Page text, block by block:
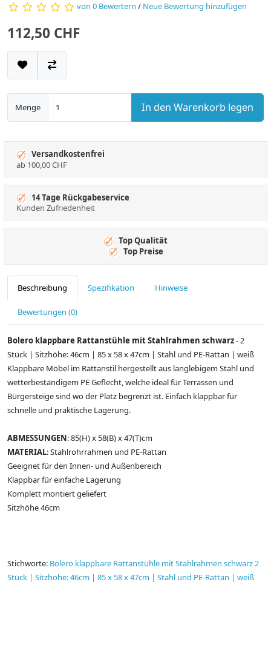
von 0 Bewertern / Neue Bewertung hinzufügen
112,50 CHF
Menge In den Warenkorb legen
Versandkostenfrei
ab 100,00 CHF
14 Tage Rückgabeservice
Kunden Zufriedenheit
Top Qualität
Top Preise
Beschreibung Spezifikation Hinweise
Bewertungen (0)
Bolero klappbare Rattanstühle mit Stahlrahmen schwarz- 2
Stück | Sitzhöhe: 46cm | 85 x 58 x 47cm | Stahl und PE-Rattan | weiß
Klappbare Möbel im Rattanstil hergestellt aus langlebigem Stahl und
wetterbeständigem PE Geflecht, welche ideal für Terrassen und
Bürgersteige sind wo der Platz begrenzt ist. Einfach klappbar für
schnelle und praktische Lagerung.
ABMESSUNGEN: 85(H) x 58(B) x 47(T)cm
MATERIAL: Stahlrohrrahmen und PE-Rattan
Geeignet für den Innen- und Außenbereich
Klappbar für einfache Lagerung
Komplett montiert geliefert
Sitzhöhe 46cm
Stichworte: Bolero klappbare Rattanstühle mit Stahlrahmen schwarz 2
Stück | Sitzhöhe: 46cm | 85 x 58 x 47cm | Stahl und PE-Rattan | weiß